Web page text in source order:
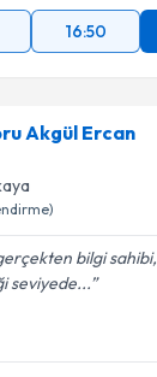
16:50
Akgül Ercan
bilgi sahibi,
seviyede...